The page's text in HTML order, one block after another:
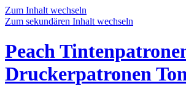
Zum Inhalt wechseln
Zum sekundären Inhalt wechseln
Peach
Druckerpatronen